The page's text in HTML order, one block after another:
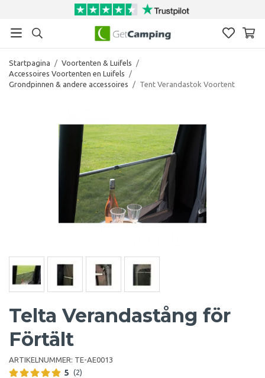
Startpagina / Voortenten & Luifels
/
Accessoires Voortenten en Luifels
/
Grondpinnen & andere accessoires
/ Tent Verandastok Voortent
Telta Verandastång för
Förtält
ARTIKELNUMMER: TE-AE0013
5 (2)